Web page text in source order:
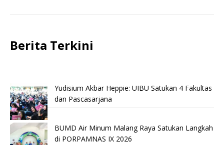
Berita Terkini
Yudisium Akbar Heppie: UIBU Satukan 4 Fakultas
dan Pascasarjana
BUMD Air Minum Malang Raya Satukan Langkah
di PORPAMNAS IX 2026